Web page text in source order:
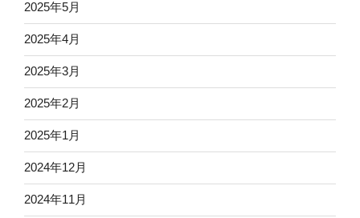
2025年5月
2025年4月
2025年3月
2025年2月
2025年1月
2024年12月
2024年11月